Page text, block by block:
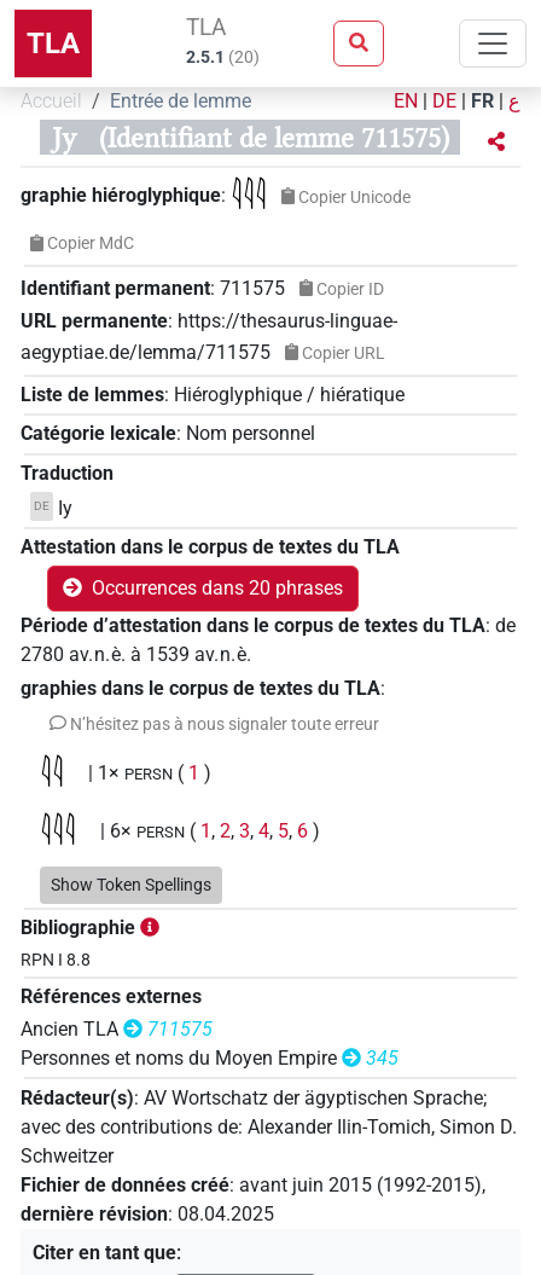
TLA TLA
2.5.1 (20)
Accueil Entrée de lemme EN | DE | FR | ع
Jy (Identifiant de lemme 711575)
graphie hiéroglyphique: 𓇋𓇋𓇋 Copier Unicode
Copier MdC
Identifiant permanent: 711575 Copier ID
URL permanente: https://thesaurus-linguae-
aegyptiae.de/lemma/711575
Copier URL
Liste de lemmes: Hiéroglyphique / hiératique
Catégorie lexicale: Nom personnel
Traduction
DE
Iy
Attestation dans le corpus de textes du TLA
Occurrences dans 20 phrases
Période d’attestation dans le corpus de textes du TLA: de
2780 av. n. è. à 1539 av. n. è.
graphies dans le corpus de textes du TLA:
N’hésitez pas à nous signaler toute erreur
𓇋𓇋 | 1× PERSN ( 1 )
𓇋𓇋𓇋 | 6× PERSN ( 1 , 2, 3, 4, 5, 6 )
𓇋𓇋𓇋𓁐 | 1× PERSN
Show Token Spellings
Bibliographie
RPN I 8.8
Références externes
Ancien TLA
711575
Personnes et noms du Moyen Empire
345
Rédacteur(s): AV Wortschatz der ägyptischen Sprache;
avec des contributions de: Alexander Ilin-Tomich, Simon D.
Schweitzer
Fichier de données créé: avant juin 2015 (1992-2015),
dernière révision: 08.04.2025
Citer en tant que: